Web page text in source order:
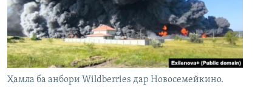
Ҳамла ба анбори Wildberries дар Новосемейкино.